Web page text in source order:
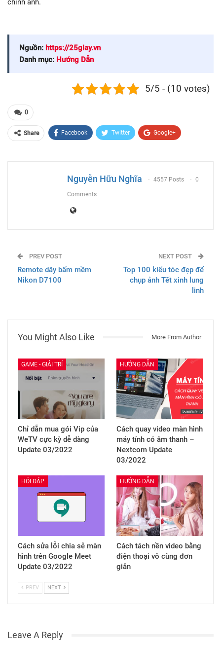
chỉnh ảnh.
Nguồn: https://25giay.vn
Danh mục: Hướng Dẫn
5/5 - (10 votes)
0
Share Facebook Twitter Google+
Nguyễn Hữu Nghĩa 4557 Posts 0
Comments
PREV POST
Remote dây bấm mềm
Nikon D7100
NEXT POST
Top 100 kiểu tóc đẹp để
chụp ảnh Tết xinh lung
linh
You Might Also Like More From Author
GAME - GIẢI TRÍ
Chỉ dẫn mua gói Vip của
WeTV cực kỳ dễ dàng
Update 03/2022
HƯỚNG DẪN
Cách quay video màn hình
máy tính có âm thanh –
Nextcom Update
03/2022
HỎI ĐÁP
Cách sửa lỗi chia sẻ màn
hình trên Google Meet
Update 03/2022
HƯỚNG DẪN
Cách tách nền video bằng
điện thoại vô cùng đơn
giản
PREV NEXT
Leave A Reply